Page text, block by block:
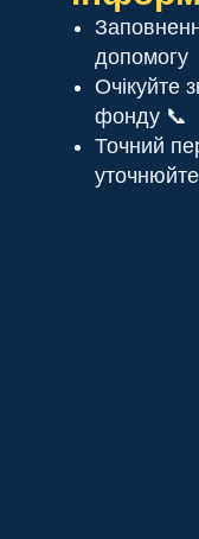
допомогу
Очікуйте
фонду 📞
Точний